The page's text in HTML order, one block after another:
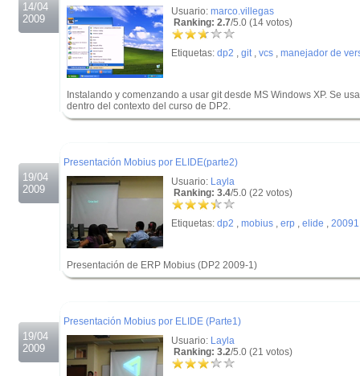
14/04
2009
Usuario: marco.villegas
Ranking: 2.7/5.0 (14 votos)
Etiquetas: dp2 , git, vcs , manejador de
Instalando y comenzando a usar git desde MS Windows XP. Se
dentro del contexto del curso de DP2.
19/04
2009
Presentación Mobius por ELIDE(parte2)
Usuario: Layla
Ranking: 3.4/5.0 (22 votos)
Etiquetas: dp2 , mobius , erp , elide , 20091
Presentación de ERP Mobius (DP2 2009-1)
19/04
2009
Presentación Mobius por ELIDE (Parte1)
Usuario: Layla
Ranking: 3.2/5.0 (21 votos)